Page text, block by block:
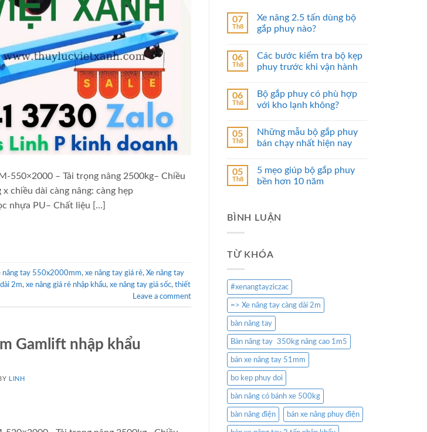
550×2000 – Tải trọng nâng 2500kg– Chiều
chiều dài càng nâng: càng hẹp
nhựa PU– Chất liệu […]
nâng tay 550x2000mm, xe nâng tay giá rẻ, Xe nâng tay
2m, xe nâng giá rẻ nhập khẩu, xe nâng tay giá sốc, thiết
Leave a comment
Gamlift nhập khẩu
LINH
07
Th8
Xe nâng 2.5 tấn dùng bộ
gắp phuy nào?
06
Th8
Các bước kiểm tra bộ kẹp
phuy trước khi vận hành
06
Th8
Bộ gắp phuy có phù hợp
với kho lạnh không?
05
Th8
Những mẫu bộ gắp phuy
bán chạy nhất hiện nay
05
Th8
5 mẹo giúp bộ gắp phuy
bền hơn 10 năm
BÌNH LUẬN
TỪ KHÓA
#xenangtayziczac
=> Xe nâng tay càng dài 2m
bàn nâng tay
Bàn nâng tay 350kg nâng cao 1m5
bán xe nâng tay 51mm
bo kep phuy doi
bàn nâng có bánh xe 500kg
bàn nâng điện bán xe nâng phuy điện